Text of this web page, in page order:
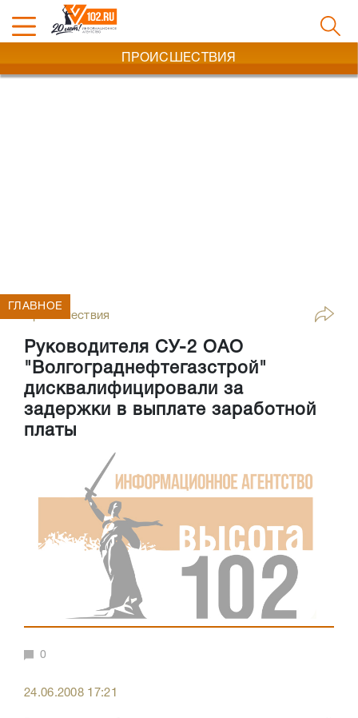
ПРОИСШЕСТВИЯ
Происшествия
Руководителя СУ-2 ОАО
"Волгограднефтегазстрой"
дисквалифицировали за
задержки в выплате заработной
платы
ГЛАВНОЕ
0
24.06.2008 17:21